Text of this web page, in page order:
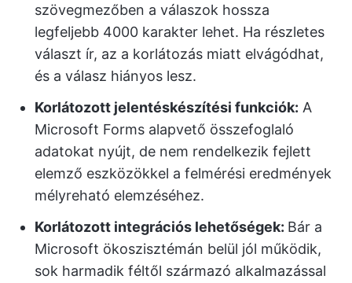
szövegmezőben a válaszok hossza
legfeljebb 4000 karakter lehet. Ha részletes
választ ír, az a korlátozás miatt elvágódhat,
és a válasz hiányos lesz.
Korlátozott jelentéskészítési funkciók: A
Microsoft Forms alapvető összefoglaló
adatokat nyújt, de nem rendelkezik fejlett
elemző eszközökkel a felmérési eredmények
mélyreható elemzéséhez.
Korlátozott integrációs lehetőségek: Bár a
Microsoft ökoszisztémán belül jól működik,
sok harmadik féltől származó alkalmazással